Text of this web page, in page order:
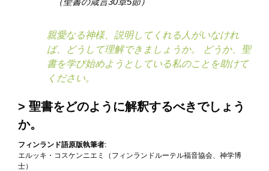
親愛なる神様、説明してくれる人がいなけれ
ば、どうして理解できましょうか。 どうか、聖
書を学び始めようとしている私のことを助けて
ください。
聖書をどのように解釈するべきでしょう
か。
フィンランド語原版執筆者:
エルッキ・コスケンニエミ（フィンランドルーテル福音協会、神学博
士）